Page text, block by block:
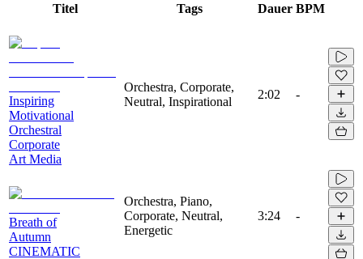
Titel Tags Dauer BPM
Inspiring
Motivational
Orchestral
Corporate
Art Media
Orchestra, Corporate,
Neutral, Inspirational
2:02 -
Breath of
Autumn
CINEMATIC
Orchestra, Piano,
Corporate, Neutral,
Energetic
3:24 -